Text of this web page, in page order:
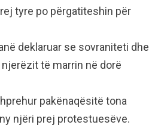
tyre po përgatiteshin për
deklaruar se sovraniteti dhe
të marrin në dorë
pakënaqësitë tona
njëri prej protestuesëve.